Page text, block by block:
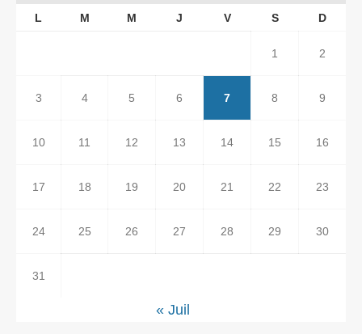
L M M J V S D
1 2
3 4 5 6 7 8 9
10 11 12 13 14 15 16
17 18 19 20 21 22 23
24 25 26 27 28 29 30
31
« Juil